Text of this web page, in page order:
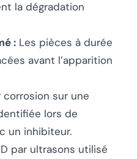
la dégradation
: Les pièces à durée
avant l’apparition
corrosion sur une
lors de
un inhibiteur.
par ultrasons utilisé